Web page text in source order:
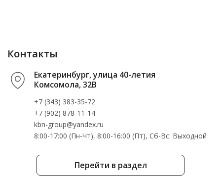
Перейти в раздел
Контакты
Екатеринбург, улица 40-летия
Комсомола, 32В
+7 (343) 383-35-72
+7 (902) 878-11-14
kbn-group@yandex.ru
8:00-17:00 (Пн-Чт), 8:00-16:00 (Пт), Cб-Вс: Выходной